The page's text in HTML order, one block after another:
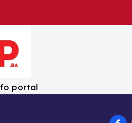
portal